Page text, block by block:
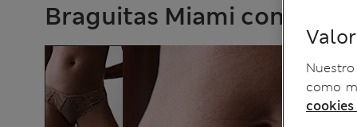
Braguitas Miami con
como